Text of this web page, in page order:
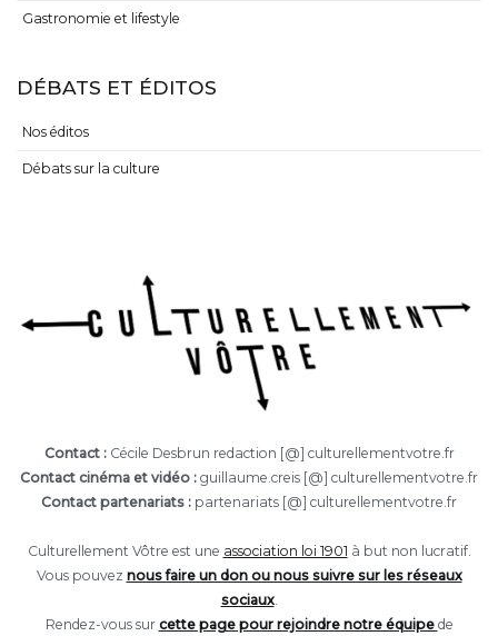
Gastronomie et lifestyle
DÉBATS ET ÉDITOS
Nos éditos
Débats sur la culture
Contact :Cécile Desbrun redaction [@] culturellementvotre.fr
Contact cinéma et vidéo : guillaume.creis [@] culturellementvotre.fr
Contact partenariats : partenariats [@] culturellementvotre.fr
Culturellement Vôtre est une association loi 1901 à but non lucratif.
Vous pouvez nous faire un don ou nous suivre sur les réseaux
sociaux.
Rendez-vous sur cette page pour rejoindre notre équipe de